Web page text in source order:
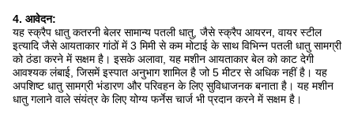
4. आवेदन:
यह स्क्रैप धातु कतरनी बेलर सामान्य पतली धातु, जैसे स्क्रैप आयरन, वायर स्टील
इत्यादि जैसे आयताकार गांठों में 3 मिमी से कम मोटाई के साथ विभिन्न पतली धातु सामग्री
को ठंडा करने में सक्षम है। इसके अलावा, यह मशीन आयताकार बेल को काट देगी
आवश्यक लंबाई, जिसमें इस्पात अनुभाग शामिल है जो 5 मीटर से अधिक नहीं है। यह
अपशिष्ट धातु सामग्री भंडारण और परिवहन के लिए सुविधाजनक बनाता है। यह मशीन
धातु गलाने वाले संयंत्र के लिए योग्य फर्नेस चार्ज भी प्रदान करने में सक्षम है।